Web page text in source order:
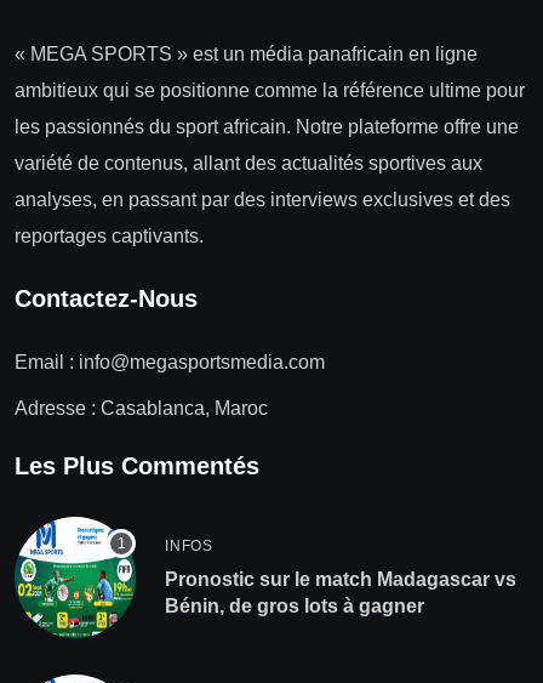
« MEGA SPORTS » est un média panafricain en ligne
ambitieux qui se positionne comme la référence ultime pour
les passionnés du sport africain. Notre plateforme offre une
variété de contenus, allant des actualités sportives aux
analyses, en passant par des interviews exclusives et des
reportages captivants.
Contactez-Nous
Email : info@megasportsmedia.com
Adresse : Casablanca, Maroc
Les Plus Commentés
INFOS
Pronostic sur le match Madagascar vs
Bénin, de gros lots à gagner